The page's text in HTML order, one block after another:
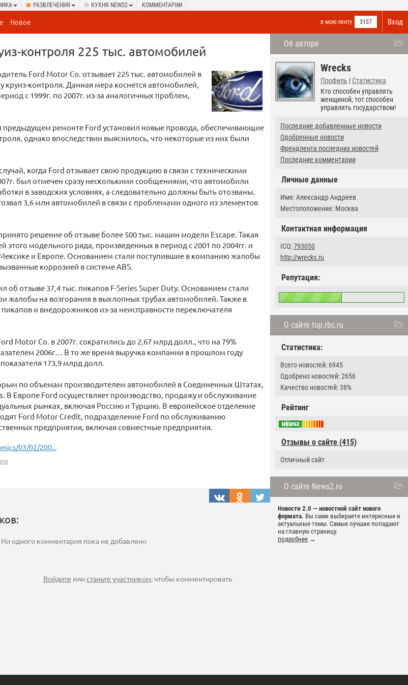
РАЗВЛЕЧЕНИЯ КУХНЯ NEWS2 КОММЕНТАРИИ
Вход
в мою ленту 3157
Новое
Об авторе
Wrecks
Профиль | Статистика
Кто способен управлять
женщиной, тот способен
управлять государством!
Последние добавленные новости
Одобренные новости
Френдлента последних новостей
Последние комментарии
Личные данные
Имя: Александр Андреев
Местоположение: Москва
Контактная информация
ICQ:793050
http://wrecks.ru
Репутация:
О сайте top.rbc.ru
Статистика:
Всего новостей: 6945
Одобрено новостей: 2656
Качество новостей: 38%
Рейтинг
Отзывы о сайте (415)
Отличный сайт
О сайте News2.ru
Новости 2.0 — новостной сайт нового
формата. Вы сами выбираете интересные и
актуальные темы. Самые лучшие попадают
на главную страницу.
подробнее →
контроля 225 тыс. автомобилей
Ford Motor Co. отзывает 225 тыс. автомобилей в
круиз-контроля. Данная мера коснется автомобилей,
с 1999г. по 2007г. из-за аналогичных проблем,
предыдущем ремонте Ford установил новые провода, обеспечивающие
однако впоследствии выяснилось, что некоторые из них были
когда Ford отзывает свою продукцию в связи с техническими
был отмечен сразу несколькими сообщениями, что автомобили
в заводских условиях, а следовательно должны быть отозваны.
3,6 млн автомобилей в связи с проблемами одного из элементов
решение об отзыве более 500 тыс. машин модели Escape. Такая
этого модельного ряда, произведенных в период с 2001 по 2004гг. и
и Европе. Основанием стали поступившие в компанию жалобы
коррозией в системе ABS.
об отзыве 37,4 тыс. пикапов F-Series Super Duty. Основанием стали
жалобы на возгорания в выхлопных трубах автомобилей. Также в
пикапов и внедорожников из-за неисправности переключателя
Motor Co. в 2007г. сократились до 2,67 млрд долл., что на 79%
2006г… В то же время выручка компании в прошлом году
173,9 млрд долл.
по объемам производителем автомобилей в Соединенных Штатах,
В Европе Ford осуществляет производство, продажу и обслуживание
рынках, включая Россию и Турцию. В европейское отделение
Ford Motor Credit, подразделение Ford по обслуживанию
предприятия, включая совместные предприятия.
03/02/200...
Ни одного комментария пока не добавлено
Войдите илистаньте участником, чтобы комментировать